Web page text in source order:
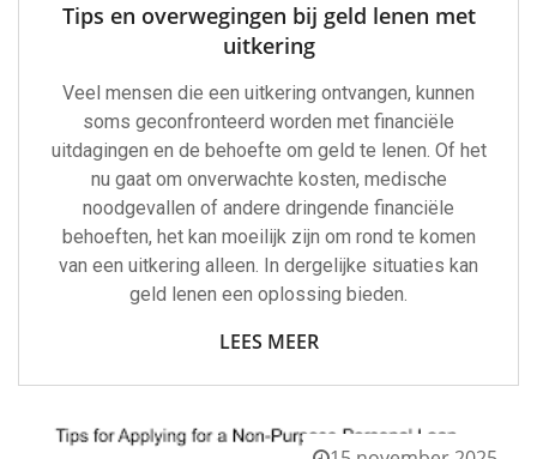
Tips en overwegingen bij geld lenen met
uitkering
Veel mensen die een uitkering ontvangen, kunnen
soms geconfronteerd worden met financiële
uitdagingen en de behoefte om geld te lenen. Of het
nu gaat om onverwachte kosten, medische
noodgevallen of andere dringende financiële
behoeften, het kan moeilijk zijn om rond te komen
van een uitkering alleen. In dergelijke situaties kan
geld lenen een oplossing bieden.
LEES MEER